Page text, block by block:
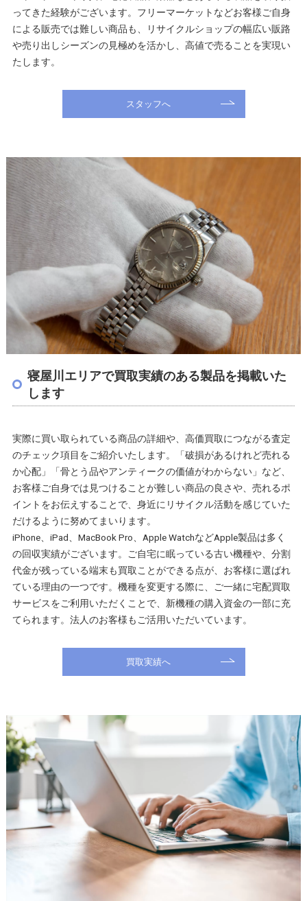
ってきた経験がございます。フリーマーケットなどお客様ご自身
による販売では難しい商品も、リサイクルショップの幅広い販路
や売り出しシーズンの見極めを活かし、高値で売ることを実現い
たします。
スタッフへ
寝屋川エリアで買取実績のある製品を掲載いた
します
実際に買い取られている商品の詳細や、高価買取につながる査定
のチェック項目をご紹介いたします。「破損があるけれど売れる
か心配」「骨とう品やアンティークの価値がわからない」など、
お客様ご自身では見つけることが難しい商品の良さや、売れるポ
イントをお伝えすることで、身近にリサイクル活動を感じていた
だけるように努めてまいります。
iPhone、iPad、MacBook Pro、Apple WatchなどApple製品は多く
の回収実績がございます。ご自宅に眠っている古い機種や、分割
代金が残っている端末も買取ことができる点が、お客様に選ばれ
ている理由の一つです。機種を変更する際に、ご一緒に宅配買取
サービスをご利用いただくことで、新機種の購入資金の一部に充
てられます。法人のお客様もご活用いただいています。
買取実績へ